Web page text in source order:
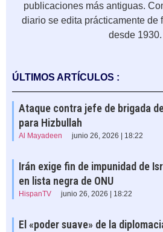
publicaciones más antiguas.
diario se edita prácticamente de
desde 1930.
ÚLTIMOS ARTÍCULOS :
Ataque contra jefe de brigada
para Hizbullah
Al Mayadeen junio 26, 2026 | 18:22
Irán exige fin de impunidad de
en lista negra de ONU
HispanTV junio 26, 2026 | 18:22
El «poder suave» de la